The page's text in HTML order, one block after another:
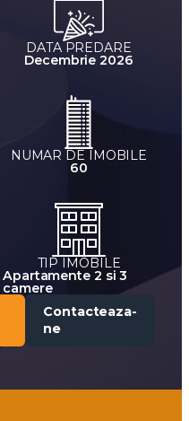
DATA PREDARE
Decembrie 2026
NUMAR DE IMOBILE
60
TIP IMOBILE
Apartamente 2 si 3
camere
Contacteaza-
ne